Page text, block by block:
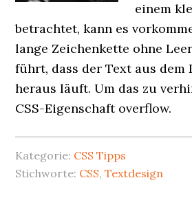
einem
betrachtet, kann es
lange Zeichenkette ohne
führt, dass der Text aus dem
heraus läuft. Um das zu
CSS-Eigenschaft overflow.
Kategorie: CSS Tipps
Stichworte: CSS,Textdesign